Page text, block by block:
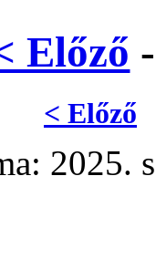
Előző
< Előző
2025.